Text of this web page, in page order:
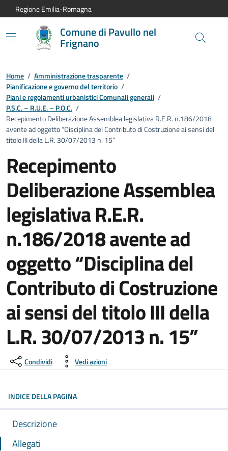
Vai al contenuto principale
Vai alla navigazione del sito
Vai al piede di pagina
Regione Emilia-Romagna
Comune di Pavullo nel
Frignano
Home / Amministrazione trasparente /
Pianificazione e governo del territorio /
Piani e regolamenti urbanistici Comunali generali /
P.S.C. – R.U.E. – P.O.C. /
Recepimento Deliberazione Assemblea legislativa R.E.R. n.186/2018
avente ad oggetto “Disciplina del Contributo di Costruzione ai sensi del
titolo III della L.R. 30/07/2013 n. 15”
Recepimento
Deliberazione Assemblea
legislativa R.E.R.
n.186/2018 avente ad
oggetto “Disciplina del
Contributo di Costruzione
ai sensi del titolo III della
L.R. 30/07/2013 n. 15”
Condividi Vedi azioni
INDICE DELLA PAGINA
Descrizione
Allegati